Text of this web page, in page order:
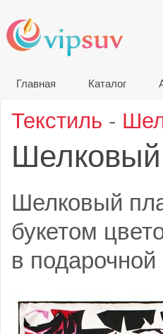
Главная Каталог
Текстиль -
Шелковый
букетом
в